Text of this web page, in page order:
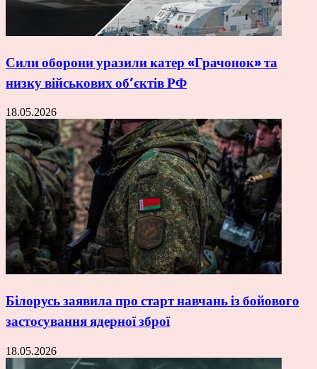
Сили оборони уразили катер «Грачонок» та
низку військових об’єктів РФ
18.05.2026
Білорусь заявила про старт навчань із бойового
застосування ядерної зброї
18.05.2026